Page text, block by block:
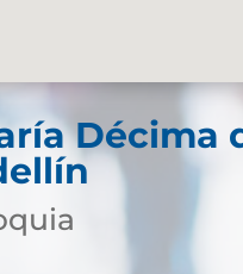
Décima